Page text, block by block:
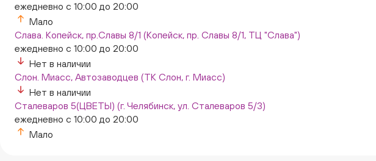
ежедневно с 10:00 до 20:00
Мало
Слава. Копейск, пр.Славы 8/1 (Копейск, пр. Славы 8/1, ТЦ "Слава")
ежедневно с 10:00 до 20:00
Нет в наличии
Слон. Миасс, Автозаводцев (ТК Слон, г. Миасс)
Нет в наличии
Сталеваров 5(ЦВЕТЫ) (г. Челябинск, ул. Сталеваров 5/3)
ежедневно с 10:00 до 20:00
Мало